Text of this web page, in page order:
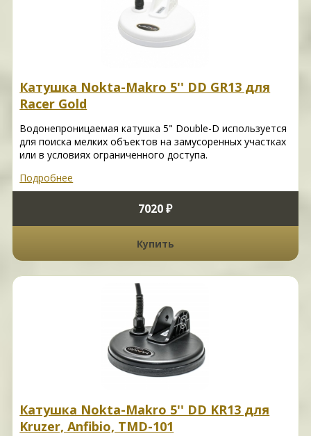
Катушка Nokta-Makro 5'' DD GR13 для
Racer Gold
Водонепроницаемая катушка 5" Double-D используется
для поиска мелких объектов на замусоренных участках
или в условиях ограниченного доступа.
Подробнее
7020 ₽
Купить
Катушка Nokta-Makro 5'' DD KR13 для
Kruzer, Anfibio, TMD-101